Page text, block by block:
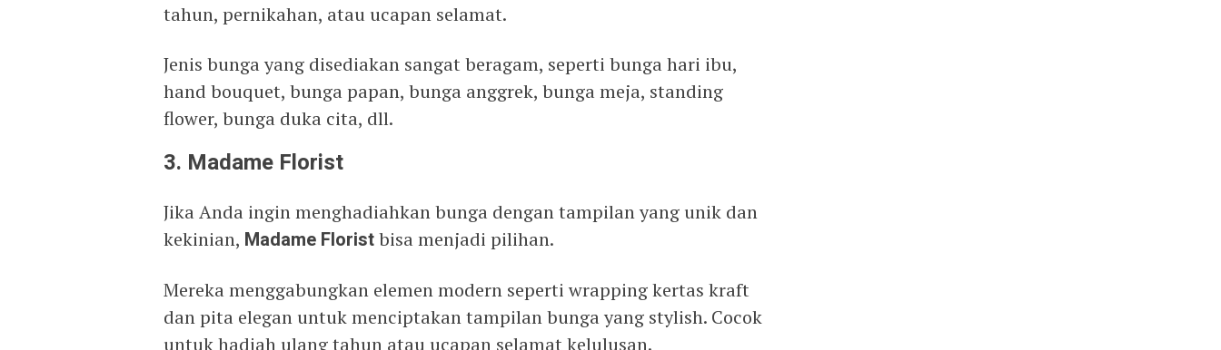
tahun, pernikahan, atau ucapan selamat.
Jenis bunga yang disediakan sangat beragam, seperti bunga hari ibu,
hand bouquet, bunga papan, bunga anggrek, bunga meja, standing
flower, bunga duka cita, dll.
3. Madame Florist
Jika Anda ingin menghadiahkan bunga dengan tampilan yang unik dan
kekinian, Madame Floristbisa menjadi pilihan.
Mereka menggabungkan elemen modern seperti wrapping kertas kraft
dan pita elegan untuk menciptakan tampilan bunga yang stylish. Cocok
untuk hadiah ulang tahun atau ucapan selamat kelulusan.